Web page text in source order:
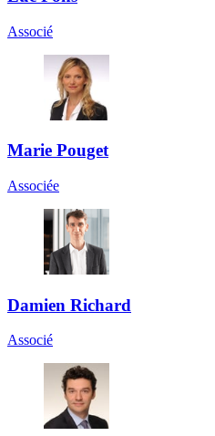
Associé
Marie Pouget
Associée
Damien Richard
Associé